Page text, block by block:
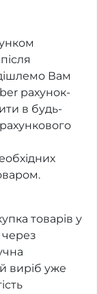
Вам
рахунок-
в будь-
товарів у
через
виріб уже